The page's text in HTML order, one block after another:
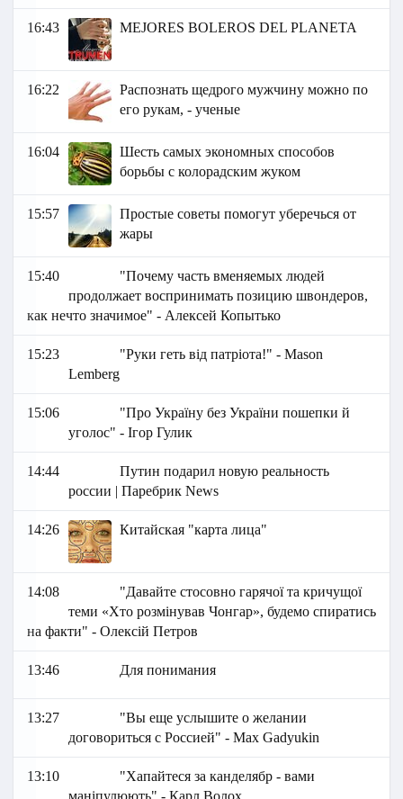
16:43 MEJORES BOLEROS DEL PLANETA
16:22
Распознать щедрого мужчину можно по
его рукам, - ученые
16:04
Шесть самых экономных способов
борьбы с колорадским жуком
15:57
Простые советы помогут уберечься от
жары
15:40
"Почему часть вменяемых людей
продолжает воспринимать позицию швондеров,
как нечто значимое" - Алексей Копытько
15:23
"Руки геть від патріота!" - Mason
Lemberg
15:06
"Про Україну без України пошепки й
уголос" - Ігор Гулик
14:44
Путин подарил новую реальность
россии | Паребрик News
14:26 Китайская "карта лица"
14:08
"Давайте стосовно гарячої та кричущої
теми «Хто розмінував Чонгар», будемо спиратись
на факти" - Олексій Петров
13:46 Для понимания
13:27
"Вы еще услышите о желании
договориться с Россией" - Max Gadyukin
13:10
"Хапайтеся за канделябр - вами